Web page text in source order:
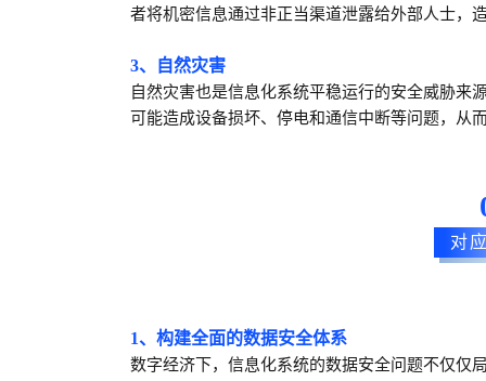
者将机密信息通过非正当渠道泄露给外部人士，
3、自然灾害
自然灾害也是信息化系统平稳运行的安全威胁来
可能造成设备损坏、停电和通信中断等问题，从
对
1、构建全面的数据安全体系
数字经济下，信息化系统的数据安全问题不仅仅